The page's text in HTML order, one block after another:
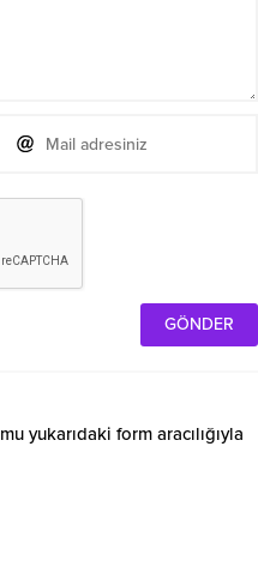
yukarıdaki form aracılığıyla